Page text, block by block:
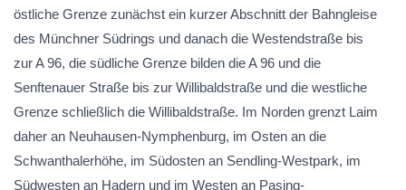
östliche Grenze zunächst ein kurzer Abschnitt der Bahngleise
des Münchner Südrings und danach die Westendstraße bis
zur A 96, die südliche Grenze bilden die A 96 und die
Senftenauer Straße bis zur Willibaldstraße und die westliche
Grenze schließlich die Willibaldstraße. Im Norden grenzt Laim
daher an Neuhausen-Nymphenburg, im Osten an die
Schwanthalerhöhe, im Südosten an Sendling-Westpark, im
Südwesten an Hadern und im Westen an Pasing-